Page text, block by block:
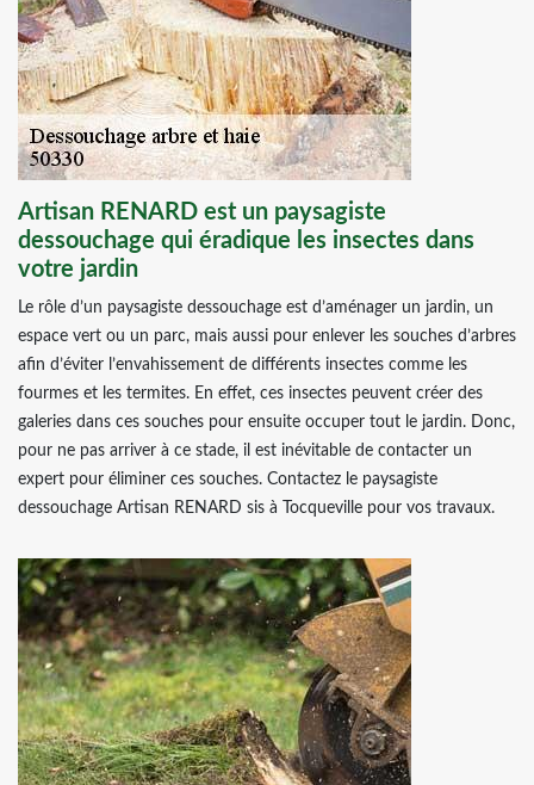
Artisan RENARD est un paysagiste
dessouchage qui éradique les insectes dans
votre jardin
Le rôle d’un paysagiste dessouchage est d’aménager un jardin, un
espace vert ou un parc, mais aussi pour enlever les souches d’arbres
afin d’éviter l’envahissement de différents insectes comme les
fourmes et les termites. En effet, ces insectes peuvent créer des
galeries dans ces souches pour ensuite occuper tout le jardin. Donc,
pour ne pas arriver à ce stade, il est inévitable de contacter un
expert pour éliminer ces souches. Contactez le paysagiste
dessouchage Artisan RENARD sis à Tocqueville pour vos travaux.